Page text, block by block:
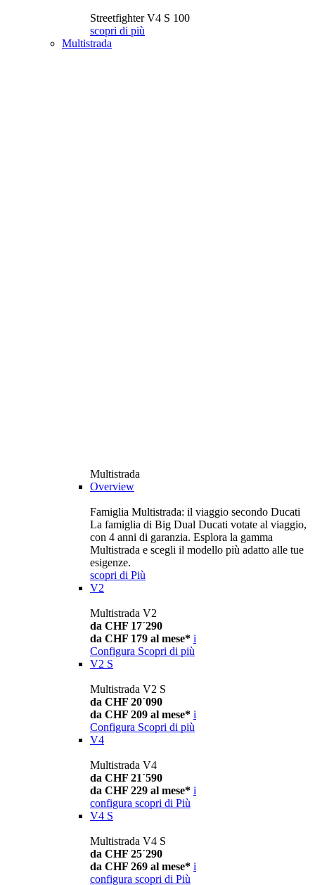
Streetfighter V4 S 100
scopri di più
Multistrada
Multistrada
Overview
Famiglia Multistrada: il viaggio secondo Ducati
La famiglia di Big Dual Ducati votate al viaggio,
con 4 anni di garanzia. Esplora la gamma
Multistrada e scegli il modello più adatto alle tue
esigenze.
scopri di Più
V2
Multistrada V2
da CHF 17´290
da CHF 179 al mese* i
Configura Scopri di più
V2 S
Multistrada V2 S
da CHF 20´090
da CHF 209 al mese* i
Configura Scopri di più
V4
Multistrada V4
da CHF 21´590
da CHF 229 al mese* i
configura scopri di Più
V4 S
Multistrada V4 S
da CHF 25´290
da CHF 269 al mese* i
configura scopri di Più